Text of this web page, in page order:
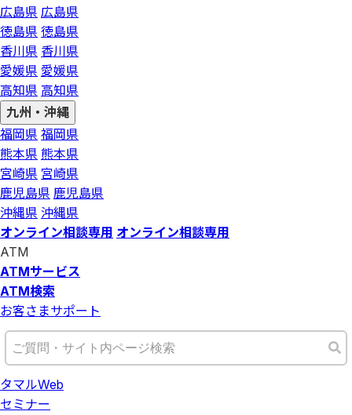
広島県 広島県
徳島県 徳島県
香川県 香川県
愛媛県 愛媛県
高知県 高知県
九州・沖縄
福岡県 福岡県
熊本県 熊本県
宮崎県 宮崎県
鹿児島県 鹿児島県
沖縄県 沖縄県
オンライン相談専用 オンライン相談専用
ATM
ATMサービス
ATM検索
お客さまサポート
タマルWeb
セミナー